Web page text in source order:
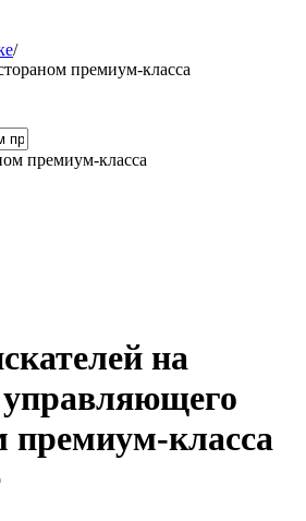
/
премиум-класса
премиум-класса
на
премиум-класса